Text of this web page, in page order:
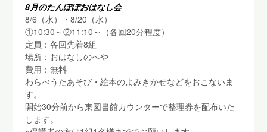
8月のたんぽぽおはなし会
8/6（水）・8/20（水）
①10:30～②11:10～（各回20分程度）
定員：各回先着8組
場所：おはなしのへや
費用：無料
わらべうたあそび・絵本のよみきかせなどをおこないま
す。
開始30分前から東図書館カウンターで整理券を配布いた
します。